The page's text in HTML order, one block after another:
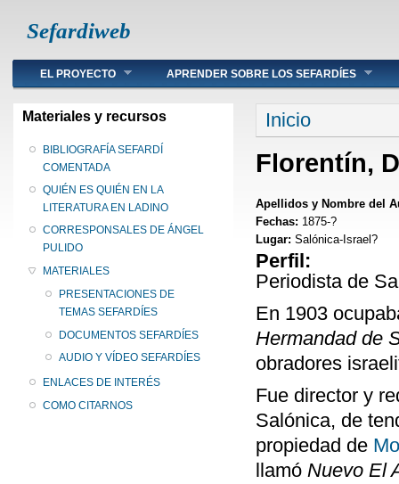
Sefardiweb
Main menu
EL PROYECTO APRENDER SOBRE LOS SEFARDÍES
Materiales y recursos
BIBLIOGRAFÍA SEFARDÍ
COMENTADA
QUIÉN ES QUIÉN EN LA
LITERATURA EN LADINO
CORRESPONSALES DE ÁNGEL
PULIDO
MATERIALES
PRESENTACIONES DE
TEMAS SEFARDÍES
DOCUMENTOS SEFARDÍES
AUDIO Y VÍDEO SEFARDÍES
ENLACES DE INTERÉS
COMO CITARNOS
Se encuentra
Inicio
Florentín,
Apellidos y Nombre del
Fechas: 1875-?
Lugar: Salónica-Israel?
Perfil:
Periodista de
En 1903
Hermandad de
obradores
Fue director y
Salónica, de
propiedad de
llamó Nuevo El